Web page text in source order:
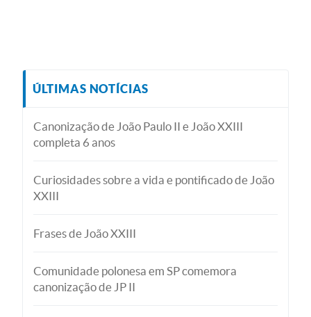
ÚLTIMAS NOTÍCIAS
Canonização de João Paulo II e João XXIII
completa 6 anos
Curiosidades sobre a vida e pontificado de João
XXIII
Frases de João XXIII
Comunidade polonesa em SP comemora
canonização de JP II